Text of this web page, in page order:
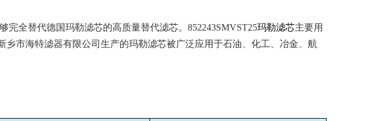
完全替代德国玛勒滤芯的高质量替代滤芯。852243SMVST25玛勒滤芯主要用
市海特滤器有限公司生产的玛勒滤芯被广泛应用于石油、化工、冶金、航